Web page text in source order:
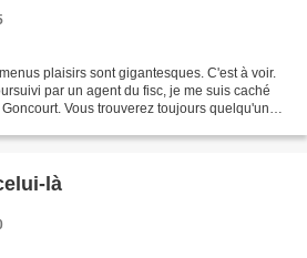
plaisirs sont gigantesques. C'est à voir.
par un agent du fisc, je me suis caché
Vous trouverez toujours quelqu'un
là